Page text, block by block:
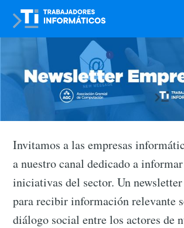
Invitamos a las empresas
a nuestro canal dedicado a
iniciativas del sector. Un
para recibir información relevante
diálogo social entre los actores de